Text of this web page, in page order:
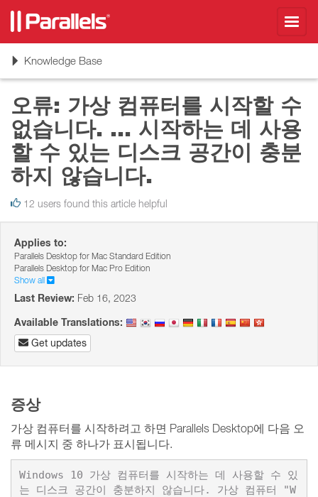
ToggleKnowledge Base
오류: 가상 컴퓨터를 시작할 수
없습니다. ... 시작하는 데 사용
할 수 있는 디스크 공간이 충분
하지 않습니다.
12 users found this article helpful
Applies to:
Parallels Desktop for Mac Standard Edition
Parallels Desktop for Mac Pro Edition
Show all
Last Review: Feb 16, 2023
Available Translations:
Get updates
증상
가상 컴퓨터를 시작하려고 하면 Parallels Desktop에 다음 오
류 메시지 중 하나가 표시됩니다.
Windows 10 가상 컴퓨터를 시작하는 데 사용할 수 있
는 디스크 공간이 충분하지 않습니다. 가상 컴퓨터 "W